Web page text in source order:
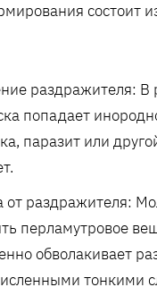
состоит
раздражителя: В
попадает
паразит или
от раздражителя:
перламутровое
обволакивает
тонкими